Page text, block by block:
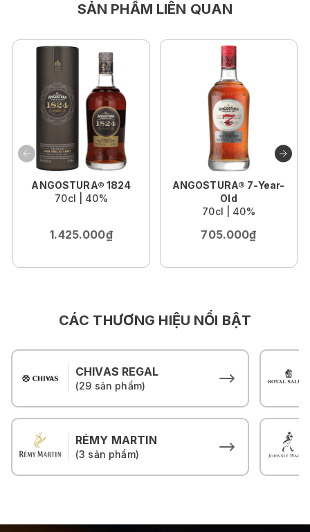
SẢN PHẨM LIÊN QUAN
ANGOSTURA® 1824
70cl | 40%
1.425.000₫
ANGOSTURA® 7-Year-
Old
70cl | 40%
705.000₫
CÁC THƯƠNG HIỆU NỔI BẬT
CHIVAS REGAL
(29 sản phẩm)
RÉMY MARTIN
(3 sản phẩm)